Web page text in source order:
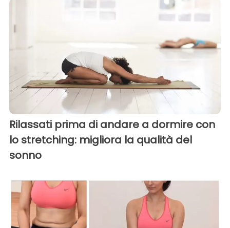
Rilassati prima di andare a dormire con
lo stretching: migliora la qualità del
sonno